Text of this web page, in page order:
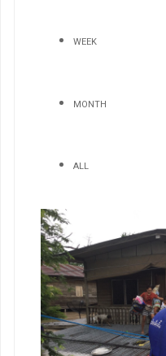
WEEK
MONTH
ALL